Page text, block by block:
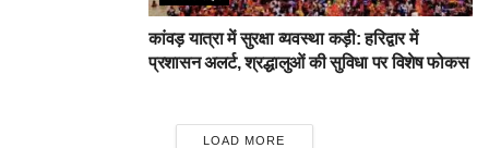
कांवड़ यात्रा में सुरक्षा व्यवस्था कड़ी: हरिद्वार में
प्रशासन अलर्ट, श्रद्धालुओं की सुविधा पर विशेष फोकस
LOAD MORE